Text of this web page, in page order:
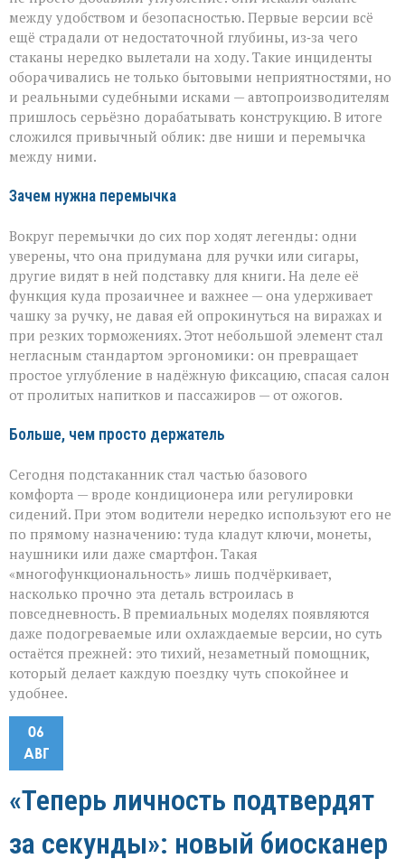
между удобством и безопасностью. Первые версии всё
ещё страдали от недостаточной глубины, из‑за чего
стаканы нередко вылетали на ходу. Такие инциденты
оборачивались не только бытовыми неприятностями, но
и реальными судебными исками — автопроизводителям
пришлось серьёзно дорабатывать конструкцию. В итоге
сложился привычный облик: две ниши и перемычка
между ними.
Зачем нужна перемычка
Вокруг перемычки до сих пор ходят легенды: одни
уверены, что она придумана для ручки или сигары,
другие видят в ней подставку для книги. На деле её
функция куда прозаичнее и важнее — она удерживает
чашку за ручку, не давая ей опрокинуться на виражах и
при резких торможениях. Этот небольшой элемент стал
негласным стандартом эргономики: он превращает
простое углубление в надёжную фиксацию, спасая салон
от пролитых напитков и пассажиров — от ожогов.
Больше, чем просто держатель
Сегодня подстаканник стал частью базового
комфорта — вроде кондиционера или регулировки
сидений. При этом водители нередко используют его не
по прямому назначению: туда кладут ключи, монеты,
наушники или даже смартфон. Такая
«многофункциональность» лишь подчёркивает,
насколько прочно эта деталь встроилась в
повседневность. В премиальных моделях появляются
даже подогреваемые или охлаждаемые версии, но суть
остаётся прежней: это тихий, незаметный помощник,
который делает каждую поездку чуть спокойнее и
удобнее.
06
АВГ
«Теперь личность подтвердят
за секунды»: новый биосканер